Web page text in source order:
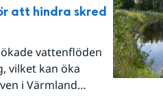
att hindra skred
vattenflöden
vilket kan öka
i Värmland